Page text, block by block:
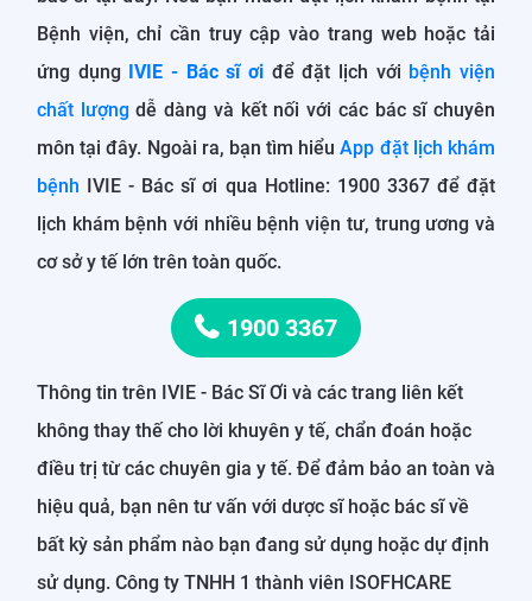
Bệnh viện, chỉ cần truy cập vào trang web hoặc tải
ứng dụng IVIE - Bác sĩ ơi để đặt lịch với bệnh viện
chất lượng dễ dàng và kết nối với các bác sĩ chuyên
môn tại đây. Ngoài ra, bạn tìm hiểuApp đặt lịch khám
bệnh IVIE - Bác sĩ ơi qua Hotline: 1900 3367 để đặt
lịch khám bệnh với nhiều bệnh viện tư, trung ương và
cơ sở y tế lớn trên toàn quốc.
1900 3367
Thông tin trên IVIE - Bác Sĩ Ơi và các trang liên kết
không thay thế cho lời khuyên y tế, chẩn đoán hoặc
điều trị từ các chuyên gia y tế. Để đảm bảo an toàn và
hiệu quả, bạn nên tư vấn với dược sĩ hoặc bác sĩ về
bất kỳ sản phẩm nào bạn đang sử dụng hoặc dự định
sử dụng. Công ty TNHH 1 thành viên ISOFHCARE